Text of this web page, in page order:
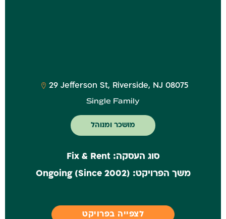
‎29 Jefferson St, Riverside, NJ 08075
Single Family
מושכר ומנוהל
סוג העסקה:Fix & Rent
משך הפרויקט: Ongoing (Since 2002)
לצפייה בפרויקט